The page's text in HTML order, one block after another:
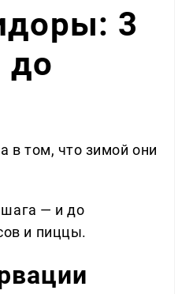
3
до
в том, что зимой они
шага — и до
и пиццы.